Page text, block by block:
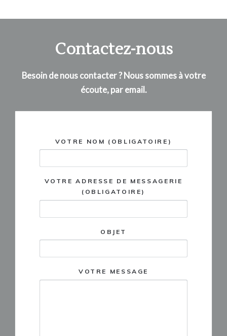
Contactez-nous
Besoin de nous contacter ? Nous sommes à votre
écoute, par email.
VOTRE NOM (OBLIGATOIRE)
VOTRE ADRESSE DE MESSAGERIE
(OBLIGATOIRE)
OBJET
VOTRE MESSAGE